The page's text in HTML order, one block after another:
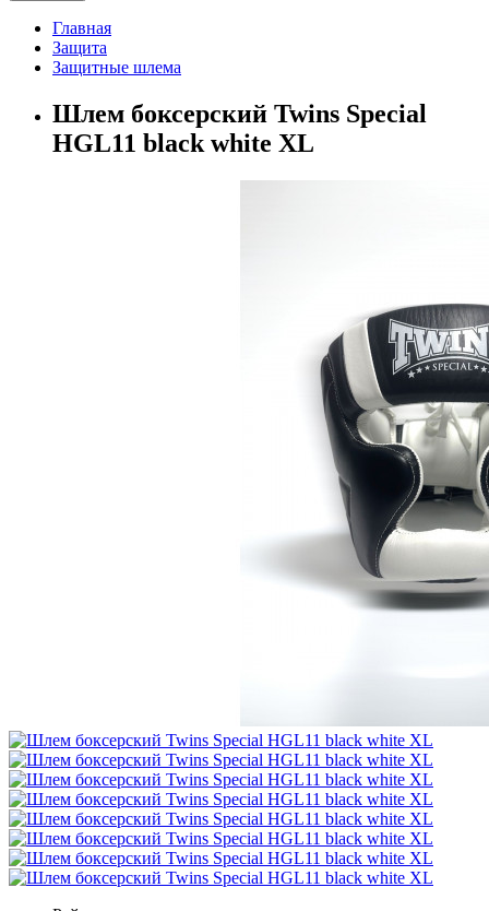
Главная
Защита
Защитные шлема
Шлем боксерский Twins Special
HGL11 black white XL